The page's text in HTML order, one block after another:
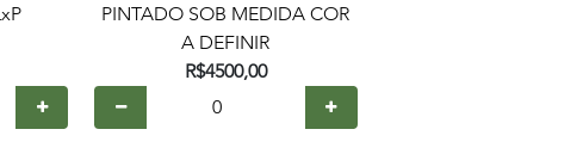
PINTADO SOB MEDIDA COR
A DEFINIR
R$4500,00